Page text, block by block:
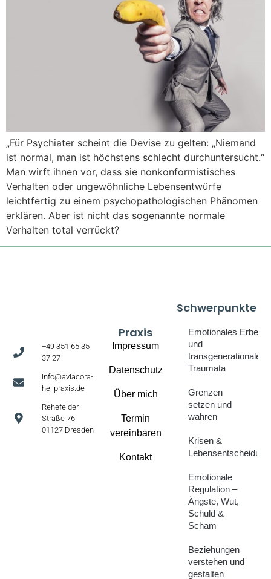
„Für Psychiater scheint die Devise zu gelten: „Niemand
ist normal, man ist höchstens schlecht durchuntersucht.“
Man wirft ihnen vor, dass sie nonkonformistisches
Verhalten oder ungewöhnliche Lebensentwürfe
leichtfertig zu einem psychopathologischen Phänomen
erklären. Aber ist nicht das sogenannte normale
Verhalten total verrückt?
+49 351 65 35
37 27
info@aviacora-
heilpraxis.de
Rehefelder
Straße 76
01127 Dresden
Schwerpunkte
Emotionales Erbe
und
transgenerationale
Traumata
Grenzen
setzen und
wahren
Krisen &
Emotionale
Regulation –
Ängste, Wut,
Schuld &
Scham
Beziehungen
verstehen und
gestalten
Praxis
Impressum
Datenschutz
Über mich
Termin
vereinbaren
Kontakt